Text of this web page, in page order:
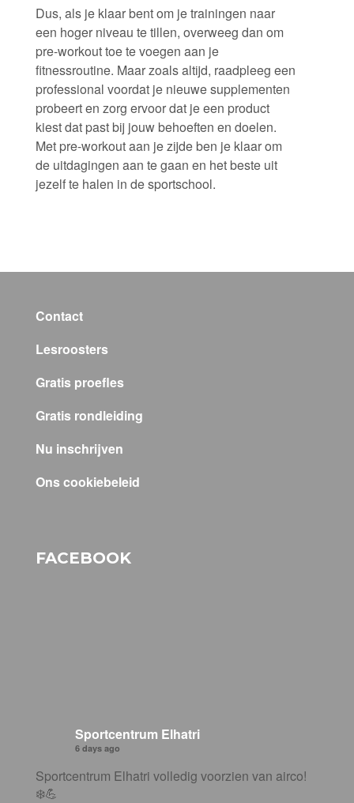
Dus, als je klaar bent om je trainingen naar
een hoger niveau te tillen, overweeg dan om
pre-workout toe te voegen aan je
fitnessroutine. Maar zoals altijd, raadpleeg een
professional voordat je nieuwe supplementen
probeert en zorg ervoor dat je een product
kiest dat past bij jouw behoeften en doelen.
Met pre-workout aan je zijde ben je klaar om
de uitdagingen aan te gaan en het beste uit
jezelf te halen in de sportschool.
Contact
Lesroosters
Gratis proefles
Gratis rondleiding
Nu inschrijven
Ons cookiebeleid
FACEBOOK
Sportcentrum Elhatri
6 days ago
Sportcentrum Elhatri volledig voorzien van airco!
❄️💪